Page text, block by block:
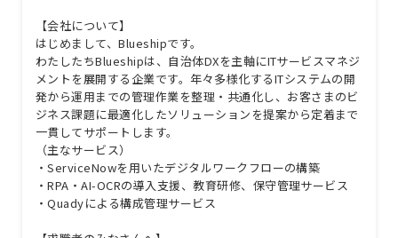
【会社について】
はじめまして、Blueshipです。
わたしたちBlueshipは、自治体DXを主軸にITサービスマネジ
メントを展開する企業です。年々多様化するITシステムの開
発から運用までの管理作業を整理・共通化し、お客さまのビ
ジネス課題に最適化したソリューションを提案から定着まで
一貫してサポートします。
（主なサービス）
・ServiceNowを用いたデジタルワークフローの構築
・RPA・AI-OCRの導入支援、教育研修、保守管理サービス
・Quadyによる構成管理サービス